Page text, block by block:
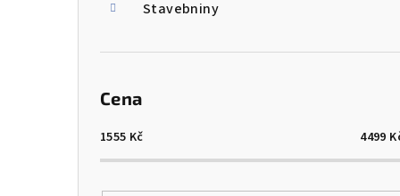
Stavebniny
Cena
1555 Kč 4499